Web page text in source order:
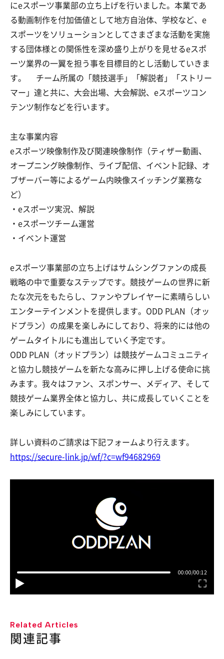
にeスポーツ事業部の立ち上げを行いました。本業であ
る動画制作を付加価値として地方自治体、学校など、e
スポーツをソリューションとしてさまざまな活動を実施
する団体様との関係性を深め盛り上がりを見せるeスポ
ーツ業界の一翼を担う事を目標目的とし活動していきま
す。 チーム所属の「競技選手」「解説者」「ストリー
マー」達と共に、大会出場、大会解説、eスポーツコン
テンツ制作などを行います。
主な事業内容
eスポーツ映像制作及び関連映像制作（ティザー動画、
オープニング映像制作、ライブ配信、イベント記録、オ
ブザーバー等によるゲーム内映像スイッチング業務な
ど）
・eスポーツ実況、解説
・eスポーツチーム運営
・イベント運営
eスポーツ事業部の立ち上げはサムシングファンの成長
戦略の中で重要なステップです。競技ゲームの世界に新
たな次元をもたらし、ファンやプレイヤーに素晴らしい
エンターテインメントを提供します。ODD PLAN（オッ
ドプラン）の成果を楽しみにしており、将来的には他の
ゲームタイトルにも進出していく予定です。
ODD PLAN（オッドプラン）は競技ゲームコミュニティ
と協力し競技ゲームを新たな高みに押し上げる使命に挑
みます。我々はファン、スポンサー、メディア、そして
競技ゲーム業界全体と協力し、共に成長していくことを
楽しみにしています。
詳しい資料のご請求は下記フォームより行えます。
https://secure-link.jp/wf/?c=wf94682969
Related Articles
関連記事